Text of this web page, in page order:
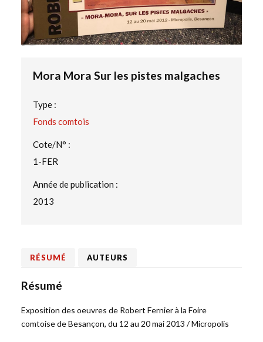
Mora Mora Sur les pistes malgaches
Type :
Fonds comtois
Cote/N° :
1-FER
Année de publication :
2013
RÉSUMÉ AUTEURS
Résumé
Exposition des oeuvres de Robert Fernier à la Foire
comtoise de Besançon, du 12 au 20 mai 2013 / Micropolis